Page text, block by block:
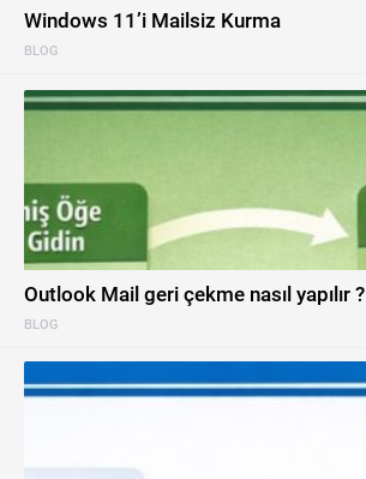
BLOG
Windows 11’i Mailsiz Kurma
BLOG
Outlook Mail geri çekme nasıl yapılır ?